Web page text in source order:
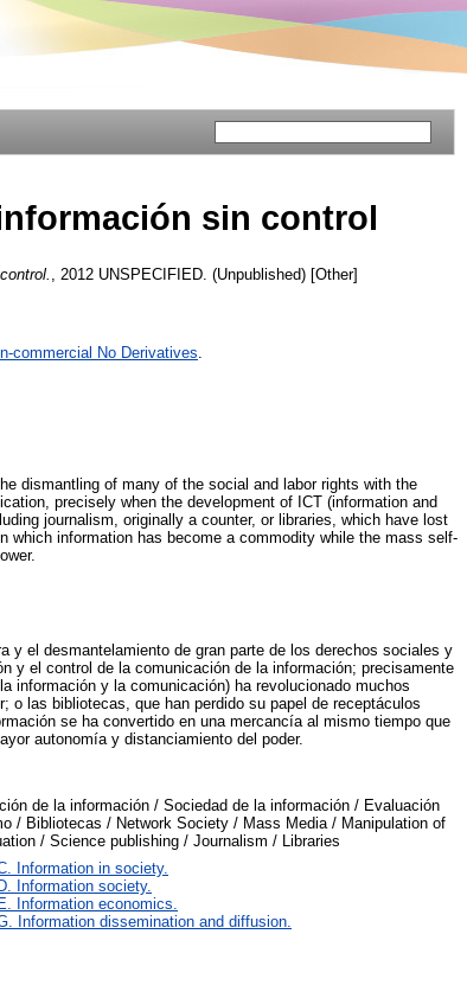
sin control
, 2012 UNSPECIFIED. (Unpublished) [Other]
commercial No Derivatives
dismantling of many of the social and labor rights with the
precisely when the development of ICT (information and
journalism, originally a counter, or libraries, which have lost
which information has become a commodity while the mass self-
y el desmantelamiento de gran parte de los derechos sociales y
y el control de la comunicación de la información; precisamente
información y la comunicación) ha revolucionado muchos
o las bibliotecas, que han perdido su papel de receptáculos
se ha convertido en una mercancía al mismo tiempo que
autonomía y distanciamiento del poder.
de la información / Sociedad de la información / Evaluación
/ Bibliotecas / Network Society / Mass Media / Manipulation of
/ Science publishing / Journalism / Libraries
Information in society.
Information society.
Information economics.
Information dissemination and diffusion.